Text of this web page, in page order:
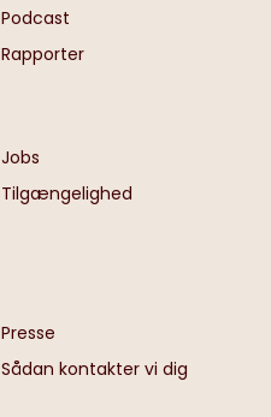
Podcast
Rapporter
Jobs
Tilgængelighed
Presse
Sådan kontakter vi dig